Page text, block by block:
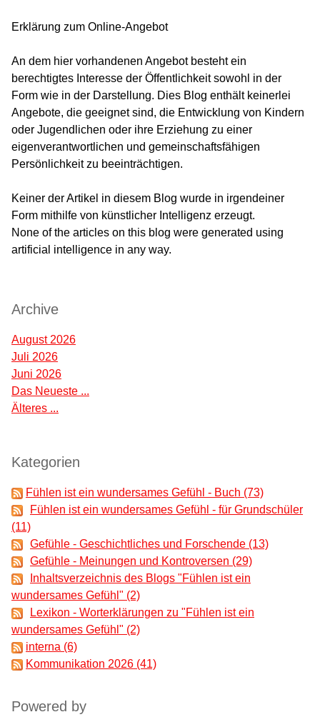
Erklärung zum Online-Angebot
An dem hier vorhandenen Angebot besteht ein
berechtigtes Interesse der Öffentlichkeit sowohl in der
Form wie in der Darstellung. Dies Blog enthält keinerlei
Angebote, die geeignet sind, die Entwicklung von Kindern
oder Jugendlichen oder ihre Erziehung zu einer
eigenverantwortlichen und gemeinschaftsfähigen
Persönlichkeit zu beeinträchtigen.
Keiner der Artikel in diesem Blog wurde in irgendeiner
Form mithilfe von künstlicher Intelligenz erzeugt.
None of the articles on this blog were generated using
artificial intelligence in any way.
Archive
August 2026
Juli 2026
Juni 2026
Das Neueste ...
Älteres ...
Kategorien
Fühlen ist ein wundersames Gefühl - Buch (73)
Fühlen ist ein wundersames Gefühl - für Grundschüler
(11)
Gefühle - Geschichtliches und Forschende (13)
Gefühle - Meinungen und Kontroversen (29)
Inhaltsverzeichnis des Blogs "Fühlen ist ein
wundersames Gefühl" (2)
Lexikon - Worterklärungen zu "Fühlen ist ein
wundersames Gefühl" (2)
interna (6)
Kommunikation 2026 (41)
Powered by